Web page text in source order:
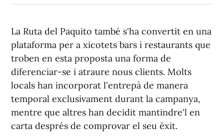
La Ruta del Paquito també s'ha convertit en una
plataforma per a xicotets bars i restaurants que
troben en esta proposta una forma de
diferenciar-se i atraure nous clients. Molts
locals han incorporat l'entrepà de manera
temporal exclusivament durant la campanya,
mentre que altres han decidit mantindre'l en
carta després de comprovar el seu èxit.